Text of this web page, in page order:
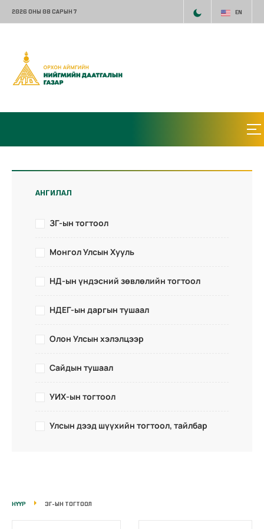
2026 ОНЫ 08 САРЫН 7 EN
АНГИЛАЛ
ЗГ-ын тогтоол
Монгол Улсын Хууль
НД-ын үндэсний зөвлөлийн тогтоол
НДЕГ-ын даргын тушаал
Олон Улсын хэлэлцээр
Сайдын тушаал
УИХ-ын тогтоол
Улсын дээд шүүхийн тогтоол, тайлбар
НҮҮР ЗГ-ЫН ТОГТООЛ